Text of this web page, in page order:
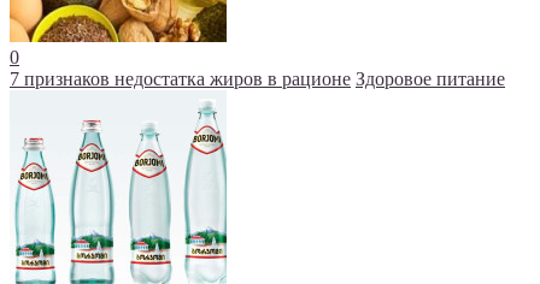
0
7 признаков недостатка жиров в рационе Здоровое питание